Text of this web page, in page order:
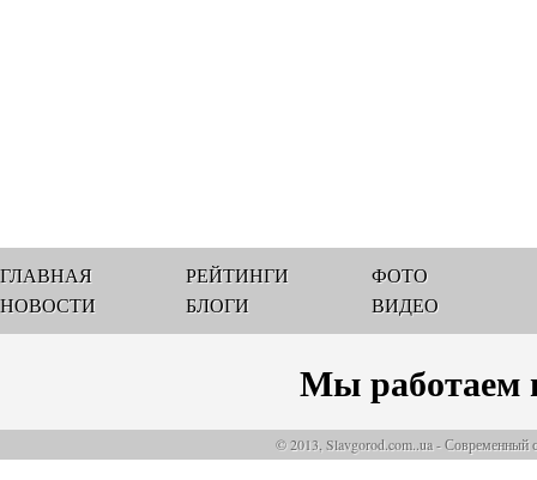
ГЛАВНАЯ
НОВОСТИ
РЕЙТИНГИ
БЛОГИ
ФОТО
ВИДЕО
Мы работаем
© 2013, Slavgorod.com..ua - Современный